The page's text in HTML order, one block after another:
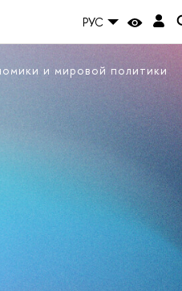
РУС
и мировой политики